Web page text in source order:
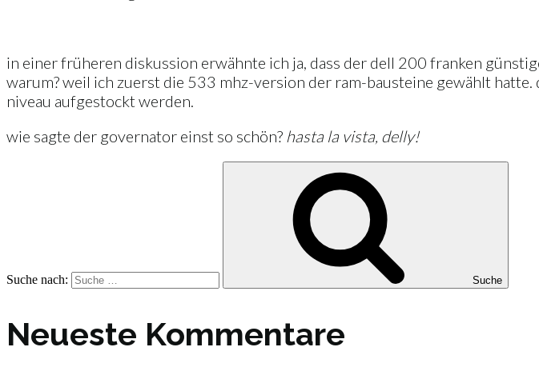
in einer früheren diskussion erwähnte ich ja, dass der dell 200 franken
warum? weil ich zuerst die 533 mhz-version der ram-bausteine gewählt
niveau aufgestockt werden.
wie sagte der governator einst so schön? hasta la vista, delly!
Suche nach: Suche
Neueste Kommentare